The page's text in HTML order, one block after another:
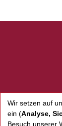
Wir setzen auf
ein (Analyse,
Besuch unserer